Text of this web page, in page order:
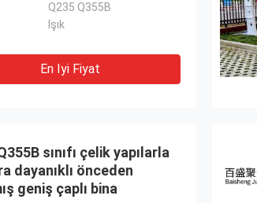
Q235 Q355B
Işık
En Iyi Fiyat
sınıfı çelik yapılarla
dayanıklı önceden
geniş çaplı bina